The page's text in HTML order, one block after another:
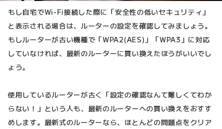
もし自宅でWi-Fi接続した際に「安全性の低いセキュリティ」
と表示される場合は、ルーターの設定を確認してみましょう。
もしルーターが古い機種で「WPA2(AES)」「WPA3」に対応
していなければ、最新のルーターに買い換えたほうがいいでし
ょう。
使用しているルーターが古く「設定の確認なんて難しくてわか
らない！」という人も、最新のルーターへの買い換えをおすす
めします。最新式のルーターなら、ほとんどの問題点をクリア